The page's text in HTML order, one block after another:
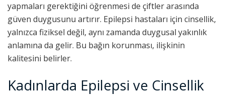
yapmaları gerektiğini öğrenmesi de çiftler arasında
güven duygusunu artırır. Epilepsi hastaları için cinsellik,
yalnızca fiziksel değil, aynı zamanda duygusal yakınlık
anlamına da gelir. Bu bağın korunması, ilişkinin
kalitesini belirler.
Kadınlarda Epilepsi ve Cinsellik